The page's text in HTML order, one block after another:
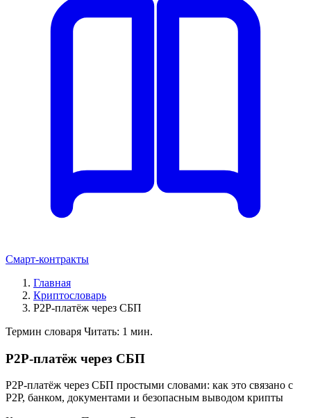
Смарт-контракты
Главная
Криптословарь
P2P-платёж через СБП
Термин словаря Читать: 1 мин.
P2P-платёж через СБП
P2P-платёж через СБП простыми словами: как это связано с
P2P, банком, документами и безопасным выводом крипты